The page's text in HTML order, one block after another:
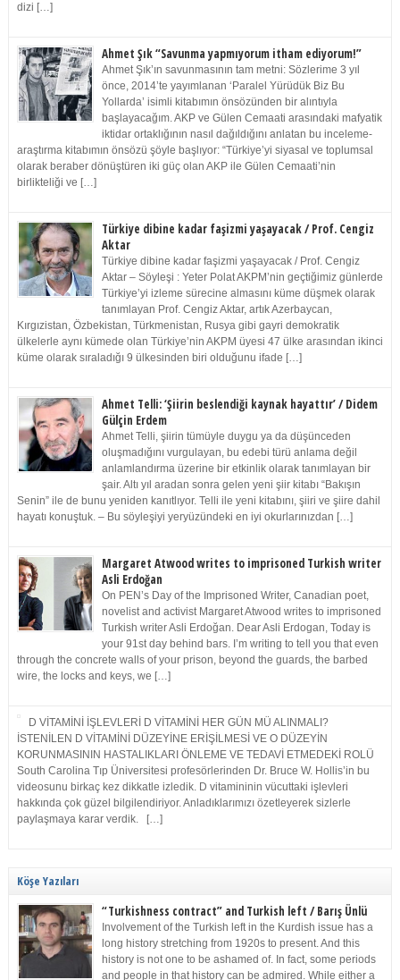
dizi […]
Ahmet Şık “Savunma yapmıyorum itham ediyorum!”
Ahmet Şık’ın savunmasının tam metni: Sözlerime 3 yıl
önce, 2014’te yayımlanan ‘Paralel Yürüdük Biz Bu
Yollarda’ isimli kitabımın önsözünden bir alıntıyla
başlayacağım. AKP ve Gülen Cemaati arasındaki mafyatik
iktidar ortaklığının nasıl dağıldığını anlatan bu inceleme-
araştırma kitabımın önsözü şöyle başlıyor: “Türkiye’yi siyasal ve toplumsal
olarak beraber dönüştüren iki güç olan AKP ile Gülen Cemaati’nin
birlikteliği ve […]
Türkiye dibine kadar faşizmi yaşayacak / Prof. Cengiz
Aktar
Türkiye dibine kadar faşizmi yaşayacak / Prof. Cengiz
Aktar – Söyleşi : Yeter Polat AKPM’nin geçtiğimiz günlerde
Türkiye’yi izleme sürecine almasını küme düşmek olarak
tanımlayan Prof. Cengiz Aktar, artık Azerbaycan,
Kırgızistan, Özbekistan, Türkmenistan, Rusya gibi gayri demokratik
ülkelerle aynı kümede olan Türkiye’nin AKPM üyesi 47 ülke arasından ikinci
küme olarak sıraladığı 9 ülkesinden biri olduğunu ifade […]
Ahmet Telli: ‘Şiirin beslendiği kaynak hayattır’ / Didem
Gülçin Erdem
Ahmet Telli, şiirin tümüyle duygu ya da düşünceden
oluşmadığını vurgulayan, bu edebi türü anlama değil
anlamlandırma üzerine bir etkinlik olarak tanımlayan bir
şair. Altı yıl aradan sonra gelen yeni şiir kitabı “Bakışın
Senin” ile de bunu yeniden kanıtlıyor. Telli ile yeni kitabını, şiiri ve şiire dahil
hayatı konuştuk. – Bu söyleşiyi yeryüzündeki en iyi okurlarınızdan […]
Margaret Atwood writes to imprisoned Turkish writer
Asli Erdoğan
On PEN’s Day of the Imprisoned Writer, Canadian poet,
novelist and activist Margaret Atwood writes to imprisoned
Turkish writer Asli Erdoğan. Dear Asli Erdogan, Today is
your 91st day behind bars. I’m writing to tell you that even
through the concrete walls of your prison, beyond the guards, the barbed
wire, the locks and keys, we […]
D VİTAMİNİ İŞLEVLERİ D VİTAMİNİ HER GÜN MÜ ALINMALI?
İSTENİLEN D VİTAMİNİ DÜZEYİNE ERİŞİLMESİ VE O DÜZEYİN
KORUNMASININ HASTALIKLARI ÖNLEME VE TEDAVİ ETMEDEKİ ROLÜ
South Carolina Tıp Üniversitesi profesörlerinden Dr. Bruce W. Hollis’in bu
videosunu birkaç kez dikkatle izledik. D vitamininin vücuttaki işlevleri
hakkında çok güzel bilgilendiriyor. Anladıklarımızı özetleyerek sizlerle
paylaşmaya karar verdik. […]
Köşe Yazıları
“Turkishness contract” and Turkish left / Barış Ünlü
Involvement of the Turkish left in the Kurdish issue has a
long history stretching from 1920s to present. And this
history is not one to be ashamed of. In fact, some periods
and people in that history can be admired. While either a